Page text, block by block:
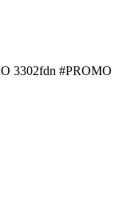
3302fdn #PROMO